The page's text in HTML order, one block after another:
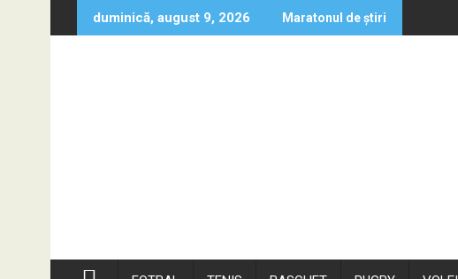
to
duminică, august 9, 2026 Maratonul de știri